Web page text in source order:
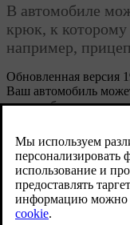
Обновленная версия
В автомобиле
крюк, к
например,
Ваш автомобиль
типами буксирного